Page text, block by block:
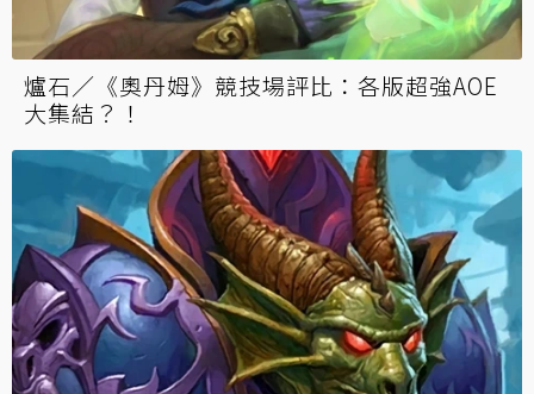
爐石／《奧丹姆》競技場評比：各版超強AOE
大集結？！